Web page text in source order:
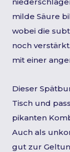
milde Säure
wobei die
noch
mit einer
Dieser
Tisch und
pikanten
Auch als
gut zur